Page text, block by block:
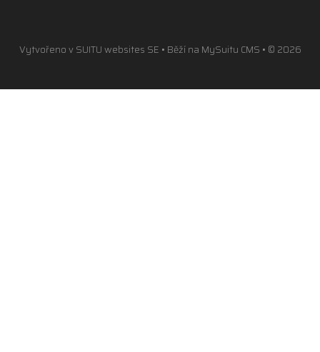
Vytvořeno vSUITU websites SE • Běží na MySuitu CMS • © 2026